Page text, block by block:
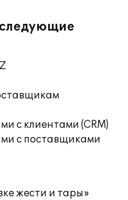
с клиентами (CRM)
с поставщиками
жести и тары»